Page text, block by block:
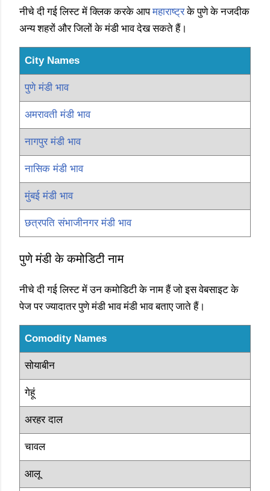
नीचे दी गई लिस्ट में क्लिक करके आपमहाराष्ट्रके पुणे के नजदीक
अन्य शहरों और जिलों के मंडी भाव देख सकते हैं।
City Names
पुणे मंडी भाव
अमरावती मंडी भाव
नागपुर मंडी भाव
नासिक मंडी भाव
मुंबई मंडी भाव
छत्रपति संभाजीनगर मंडी भाव
पुणे मंडी के कमोडिटी नाम
नीचे दी गई लिस्ट में उन कमोडिटी के नाम हैं जो इस वेबसाइट के
पेज पर ज्यादातर पुणे मंडी भाव मंडी भाव बताए जाते हैं।
Comodity Names
सोयाबीन
गेहूं
अरहर दाल
चावल
आलू